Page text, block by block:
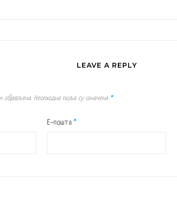
LEAVE A REPLY
објављена. Неопходна поља су означена *
Е-пошта *